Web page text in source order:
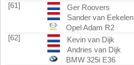
[61]
Ger Roovers
Sander van Eekelen
Opel Adam R2
[62]
Kevin van Dijk
Andries van Dijk
BMW 325i E36